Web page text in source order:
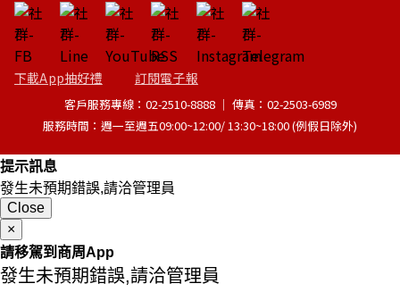
下載App抽好禮 訂閱電子報
客戶服務專線：02-2510-8888 │ 傳真：02-2503-6989
服務時間：週一至週五09:00~12:00/ 13:30~18:00 (例假日除外)
提示訊息
發生未預期錯誤,請洽管理員
Close
×
請移駕到商周App
發生未預期錯誤,請洽管理員